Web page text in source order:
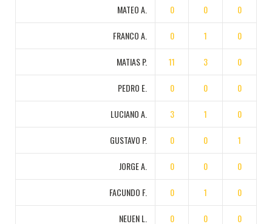
MATEO A. 0 0 0
FRANCO A. 0 1 0
MATIAS P. 11 3 0
PEDRO E. 0 0 0
LUCIANO A. 3 1 0
GUSTAVO P. 0 0 1
JORGE A. 0 0 0
FACUNDO F. 0 1 0
NEUEN L. 0 0 0